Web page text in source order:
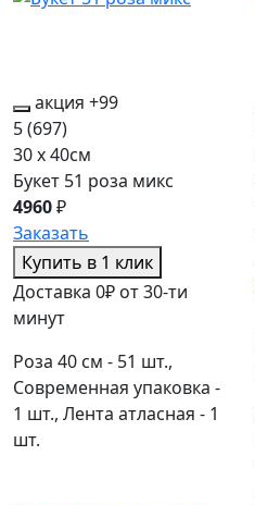
акция +99
5(697)
30 x 40см
Букет 51 роза микс
4960₽
Заказать
Купить в 1 клик
Доставка 0₽ от 30-ти
минут
Роза 40 см - 51 шт.,
Современная упаковка -
1 шт., Лента атласная - 1
шт.